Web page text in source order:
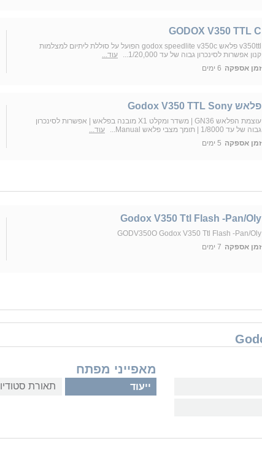
GODOX V350 TTL C
v350ttl פלאש godox speedlite v350c הפועל על סוללת ליתיום למצלמות
קנון אפשרות לסינכרון גבוה של עד 1/20,000...
עוד...
זמן אספקה 6 ימים
פלאש Godox V350 TTL Sony
עוצמת הפלאש GN36 | משדר ומקלט X1 מובנה בפלאש | אפשרות לסינכרון
גבוה של עד 1/8000 | תומך מצבי פלאש Manual...
עוד...
זמן אספקה 5 ימים
Godox V350 Ttl Flash -Pan/Oly
GODV350O Godox V350 Ttl Flash -Pan/Oly
זמן אספקה 7 ימים
מאפייני מפתח
ייעוד תאורת סטודיו